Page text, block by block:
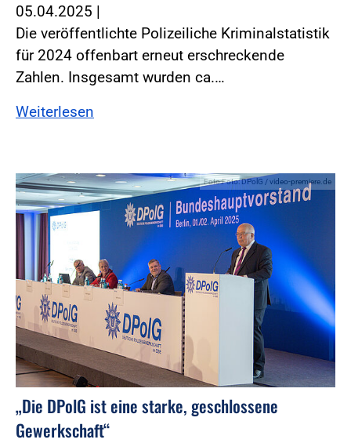
05.04.2025 |
Die veröffentlichte Polizeiliche Kriminalstatistik
für 2024 offenbart erneut erschreckende
Zahlen. Insgesamt wurden ca.…
Weiterlesen
Foto:Foto: DPolG / video-premiere.de
„Die DPolG ist eine starke, geschlossene
Gewerkschaft“